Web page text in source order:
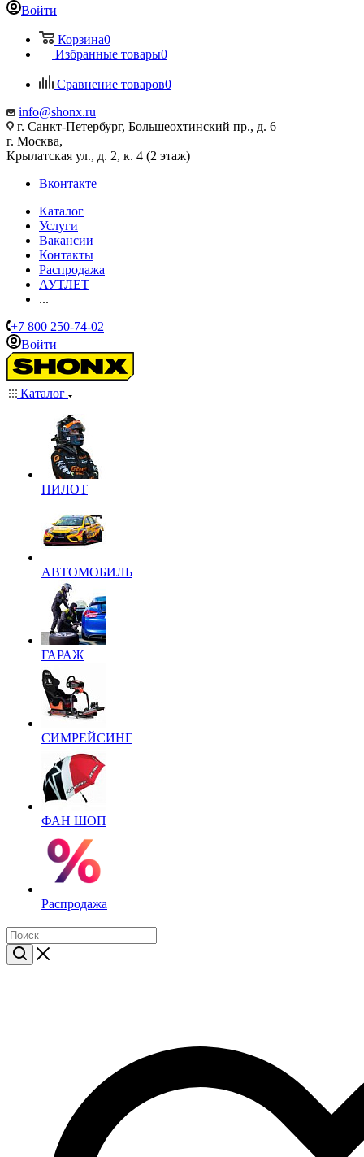
Войти
Корзина0
Избранные товары0
Сравнение товаров0
info@shonx.ru
г. Санкт-Петербург, Большеохтинский пр., д. 6
г. Москва,
Крылатская ул., д. 2, к. 4 (2 этаж)
Вконтакте
Каталог
Услуги
Вакансии
Контакты
Распродажа
АУТЛЕТ
...
+7 800 250-74-02
Войти
Каталог
ПИЛОТ
АВТОМОБИЛЬ
ГАРАЖ
СИМРЕЙСИНГ
ФАН ШОП
Распродажа